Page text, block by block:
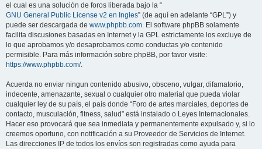
el cual es una solución de foros liberada bajo la “
GNU General Public License v2 en Ingles” (de aquí en adelante “GPL”) y
puede ser descargada de www.phpbb.com. El software phpBB solamente
facilita discusiones basadas en Internet y la GPL estrictamente los excluye de
lo que aprobamos y/o desaprobamos como conductas y/o contenido
permisible. Para más información sobre phpBB, por favor visite:
https://www.phpbb.com/.
Acuerda no enviar ningun contenido abusivo, obsceno, vulgar, difamatorio,
indecente, amenazante, sexual o cualquier otro material que pueda violar
cualquier ley de su país, el país donde “Foro de artes marciales, deportes de
contacto, musculación, fitness, salud” está instalado o Leyes Internacionales.
Hacer eso provocará que sea inmediata y permanentemente expulsado y, si lo
creemos oportuno, con notificación a su Proveedor de Servicios de Internet.
Las direcciones IP de todos los envíos son registradas como ayuda para